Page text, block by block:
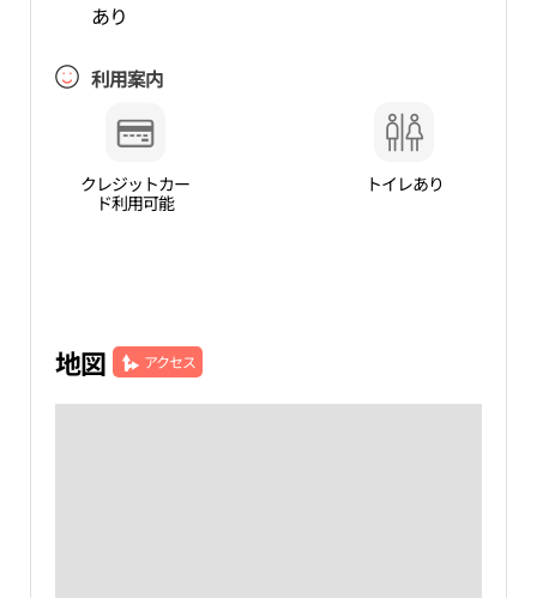
あり
利用案内
クレジットカー
ド利用可能
トイレあり
地図 アクセス